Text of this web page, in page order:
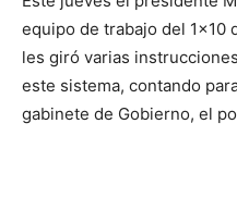
equipo de trabajo del 1×10
les giró varias
este sistema, contando
gabinete de Gobierno, el